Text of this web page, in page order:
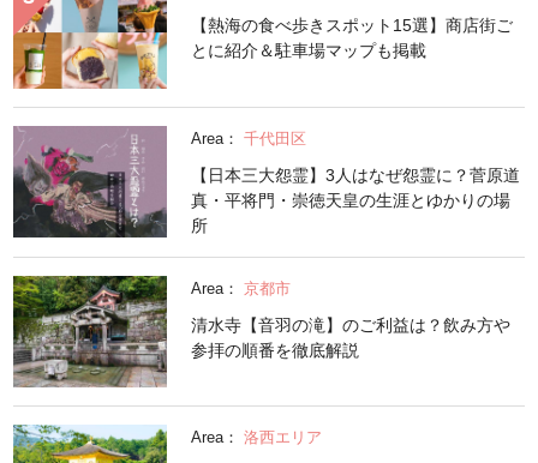
【熱海の食べ歩きスポット15選】商店街ご
とに紹介＆駐車場マップも掲載
Area： 千代田区
【日本三大怨霊】3人はなぜ怨霊に？菅原道
真・平将門・崇徳天皇の生涯とゆかりの場
所
Area： 京都市
清水寺【音羽の滝】のご利益は？飲み方や
参拝の順番を徹底解説
Area： 洛西エリア